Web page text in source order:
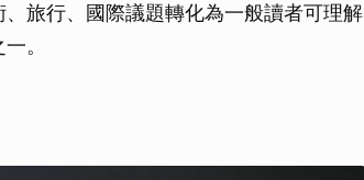
旅行、國際議題轉化為一般讀者可理解
。